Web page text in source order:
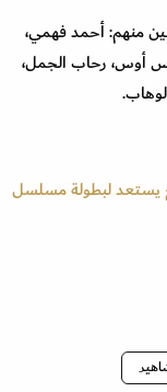
منهم: أحمد فهمي،
أوس، رحاب الجمل،
يستعد لبطولة مسلسل